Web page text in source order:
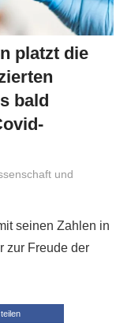
platzt die
bald
und
seinen Zahlen in
zur Freude der
teilen